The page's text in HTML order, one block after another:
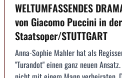
WELTUMFASSENDES
von Giacomo Puccini in der
Staatsoper/STUTTGART
Anna-Sophie Mahler hat als
"Turandot" einen ganz neuen